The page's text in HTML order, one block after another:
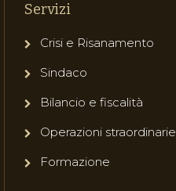
Servizi
Crisi e Risanamento
Sindaco
Bilancio e fiscalità
Operazioni straordinarie
Formazione